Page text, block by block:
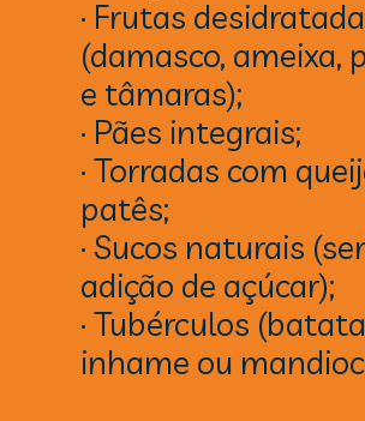
· Frutas
(damasco, ameixa,
e tâmaras);
· Pães integrais;
· Torradas com
patês;
· Sucos naturais
adição de açúcar);
· Tubérculos
inhame ou